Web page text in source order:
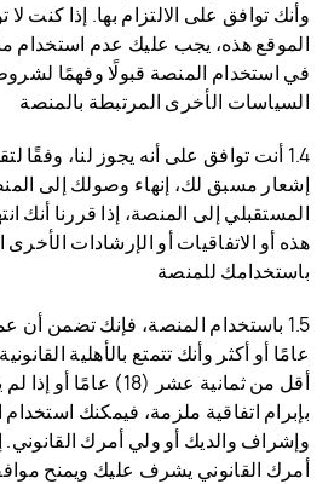
وأنك توافق على الالتزام بها. إذا كنت
الموقع هذه، يجب عليك عدم استخدام
في استخدام المنصة قبولًا وفهمًا
السياسات الأخرى المرتبطة بالمنصة
1.4 أنت توافق على أنه يجوز لنا، وفقًا
إشعار مسبق لك، إنهاء وصولك إلى
المستقبلي إلى المنصة، إذا قررنا
هذه أو الاتفاقيات أو الإرشادات
باستخدامك للمنصة
عامًا أو أكثر وأنك تتمتع بالأهلية
أقل من ثمانية عشر (18)
بإبرام اتفاقية ملزمة، فيمكنك
وإشراف والديك أو ولي أمرك القانوني.
أمرك القانوني يشرف عليك ويمنح